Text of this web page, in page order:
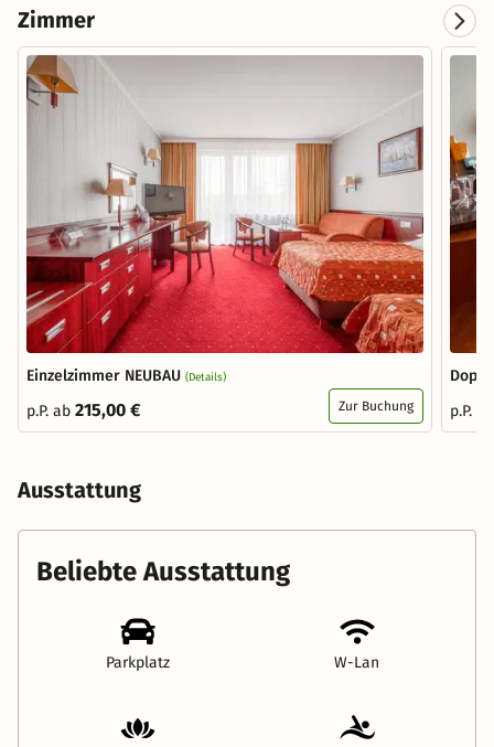
Zimmer
Einzelzimmer NEUBAU (Details)
p.P. ab 215,00 € Zur Buchung
p.P.
Ausstattung
Beliebte Ausstattung
Parkplatz W-Lan